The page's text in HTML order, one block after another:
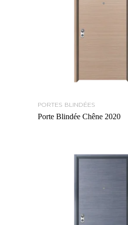
PORTES BLINDÉES
Porte Blindée Chêne 2020